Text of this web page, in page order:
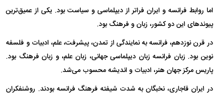
اما روابط فرانسه و ایران فراتر از دیپلماسی و سیاست بود. یکی از عمیق‌ترین
پیوند‌های این دو کشور، زبان و فرهنگ بود.
در قرن نوزدهم، فرانسه به نمایندگی از تمدن، پیشرفت، علم، ادبیات و فلسفه
نوین بود. زبان فرانسه زبان دیپلماسی جهانی، زبان علم، و زبان فرهنگ بود.
پاریس مرکز جهان هنر، ادبیات و اندیشه محسوب می‌شد.
در ایران قاجاری، نخبگان به شدت شیفته فرهنگ فرانسه بودند. روشنفکران